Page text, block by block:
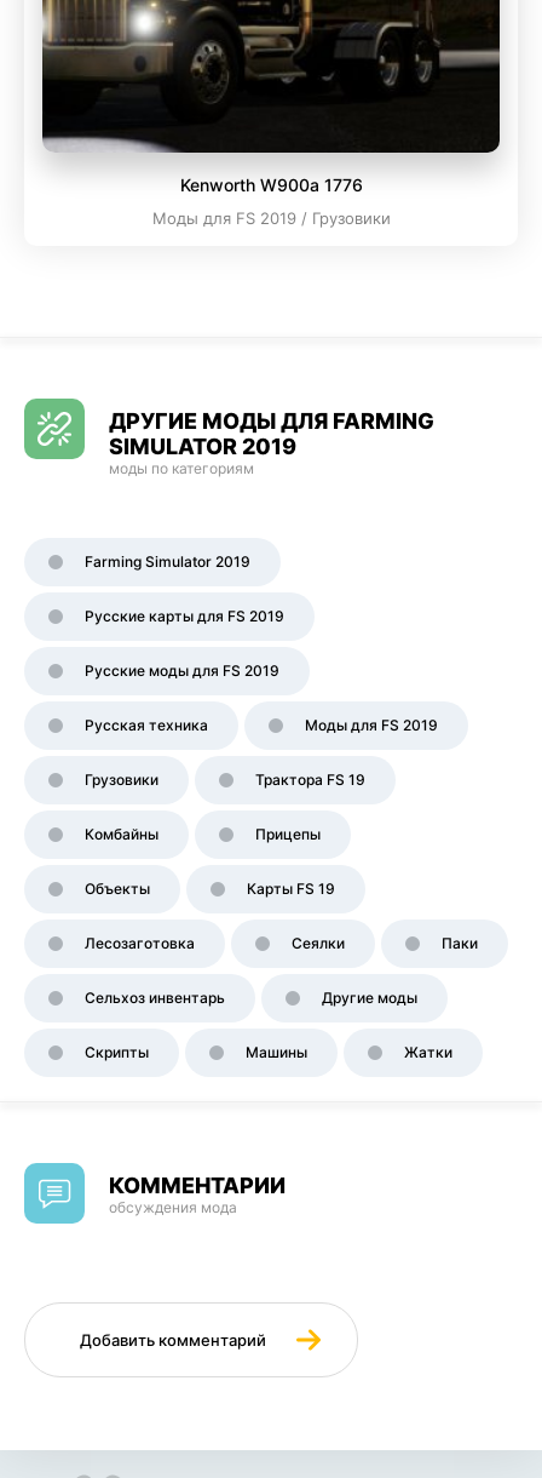
Kenworth W900a 1776
Моды для FS 2019 / Грузовики
ДРУГИЕ МОДЫ ДЛЯ FARMING
SIMULATOR 2019
моды по категориям
Farming Simulator 2019
Русские карты для FS 2019
Русские моды для FS 2019
Русская техника Моды для FS 2019
Грузовики Трактора FS 19
Комбайны Прицепы
Объекты Карты FS 19
Лесозаготовка Сеялки Паки
Сельхоз инвентарь Другие моды
Скрипты Машины Жатки
КОММЕНТАРИИ
обсуждения мода
Добавить комментарий